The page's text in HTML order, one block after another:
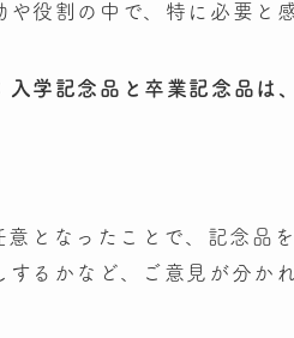
や役割の中で、特に必要と
学記念品と卒業記念品は
意となったことで、記念品
するかなど、ご意見が分か